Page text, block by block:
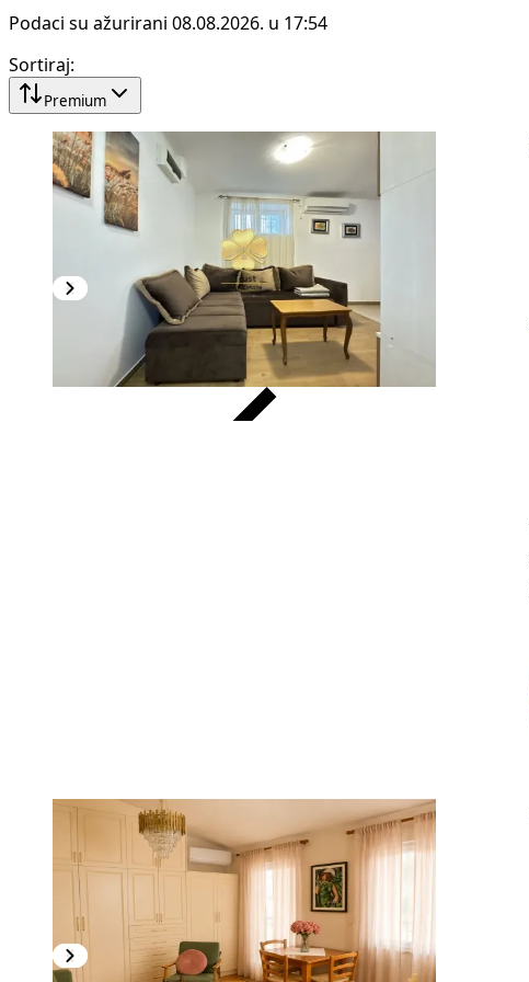
Podaci su ažurirani 08.08.2026. u 17:54
Sortiraj:
Premium